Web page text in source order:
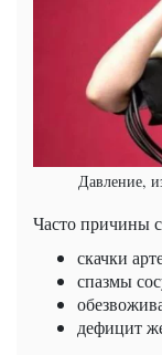
Давление,
Часто причины
скачки
спазмы
дефицит